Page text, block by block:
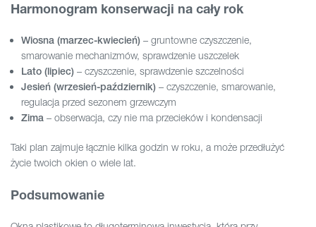
Harmonogram konserwacji na cały rok
Wiosna (marzec-kwiecień) – gruntowne czyszczenie,
smarowanie mechanizmów, sprawdzenie uszczelek
Lato (lipiec) – czyszczenie, sprawdzenie szczelności
Jesień (wrzesień-październik) – czyszczenie, smarowanie,
regulacja przed sezonem grzewczym
Zima – obserwacja, czy nie ma przecieków i kondensacji
Taki plan zajmuje łącznie kilka godzin w roku, a może przedłużyć
życie twoich okien o wiele lat.
Podsumowanie